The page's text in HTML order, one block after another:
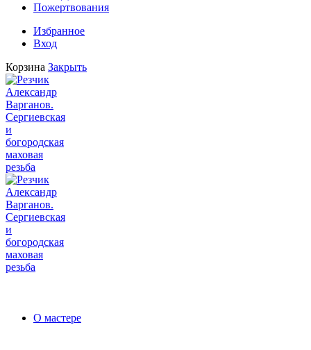
Пожертвования
Избранное
Вход
Корзина Закрыть
О мастере